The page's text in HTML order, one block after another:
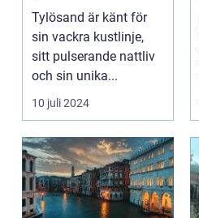
affär och nöje
Tylösand är känt för
sin vackra kustlinje,
sitt pulserande nattliv
och sin unika...
10 juli 2024